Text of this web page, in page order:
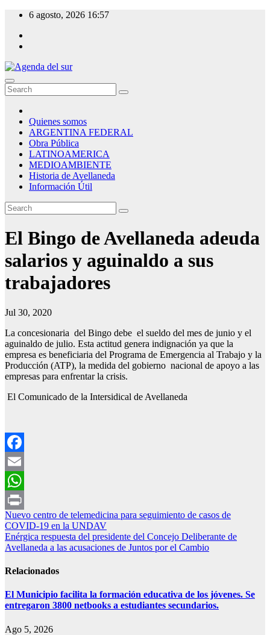
Skip
content
6 agosto, 2026 16:57
Agenda del sur
Quienes somos
ARGENTINA FEDERAL
Obra Pública
LATINOAMERICA
MEDIOAMBIENTE
Historia de Avellaneda
Información Útil
El Bingo de Avellaneda adeuda
salarios y aguinaldo a sus
trabajadores
Jul 30, 2020
La concesionaria del Bingo debe el sueldo del mes de junio y el
aguinaldo de julio. Esta actitud genera indignación ya que la
empresa es beneficiaria del Programa de Emergencia al Trabajo y la
Producción (ATP), la medida del gobierno nacional de apoyo a las
empresas para enfrentar la crisis.
El Comunicado de la Intersidical de Avellaneda
Facebook
Email
WhatsApp
Print
Navegación
de
entradas
Nuevo centro de telemedicina para seguimiento de casos de
COVID-19 en la UNDAV
Enérgica respuesta del presidente del Concejo Deliberante de
Avellaneda a las acusaciones de Juntos por el Cambio
Relacionados
El Municipio facilita la formación educativa de los jóvenes. Se
entregaron 3800 netbooks a estudiantes secundarios.
Ago 5, 2026